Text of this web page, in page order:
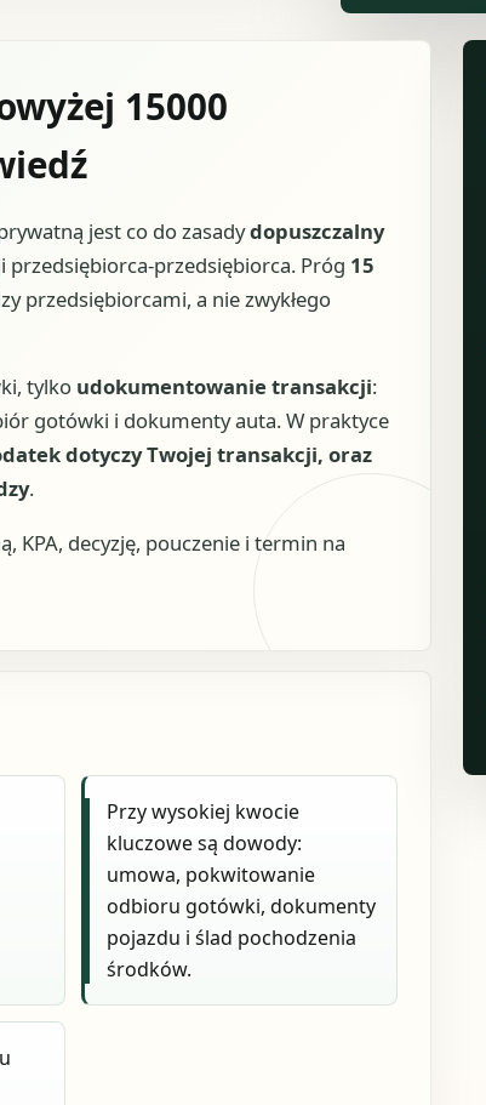
15000
jest co do zasadydopuszczalny
przedsiębiorca. Próg 15
przedsiębiorcami, a nie zwykłego
tylko udokumentowanie transakcji:
gotówki i dokumenty auta. W praktyce
dotyczy Twojej transakcji, oraz
.
KPA, decyzję, pouczenie i termin na
Przy wysokiej kwocie
kluczowe są dowody:
umowa, pokwitowanie
odbioru gotówki, dokumenty
pojazdu i ślad pochodzenia
środków.